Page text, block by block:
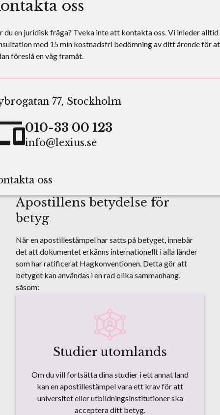
oss
du en juridisk fråga? Tveka inte att kontakta oss. Vi inleder alltid
med 15 min kostnadsfri bedömning av ditt ärende för
föreslå en väg framåt.
77, Stockholm
010-33 00 123
info@lexius.se
oss
Apostillens betydelse för
betyg
När en apostillestämpel har satts på betyget, innebär
det att dokumentet erkänns internationellt i alla länder
som har ratificerat Hagkonventionen. Detta gör att
betyget kan användas i en rad olika sammanhang,
såsom:
Studier utomlands
Om du vill fortsätta dina studier i ett annat land
kan en apostillestämpel vara ett krav för att
universitet eller utbildningsinstitutioner ska
acceptera ditt betyg.